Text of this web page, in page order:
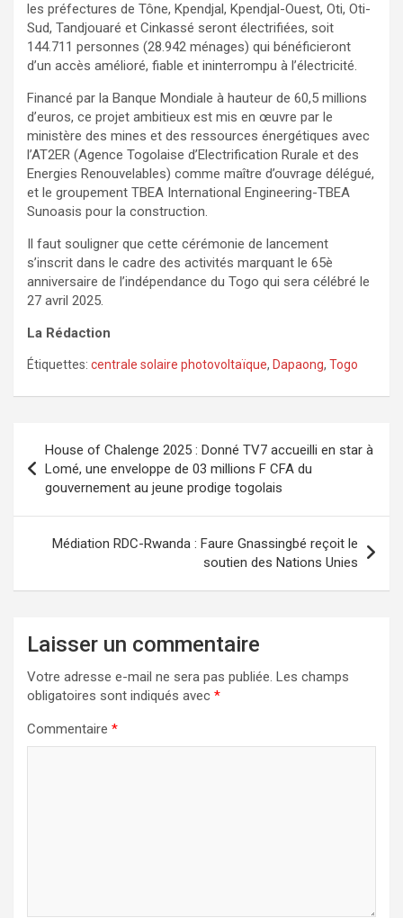
les préfectures de Tône, Kpendjal, Kpendjal-Ouest, Oti, Oti-
Sud, Tandjouaré et Cinkassé seront électrifiées, soit
144.711 personnes (28.942 ménages) qui bénéficieront
d’un accès amélioré, fiable et ininterrompu à l’électricité.
Financé par la Banque Mondiale à hauteur de 60,5 millions
d’euros, ce projet ambitieux est mis en œuvre par le
ministère des mines et des ressources énergétiques avec
l’AT2ER (Agence Togolaise d’Electrification Rurale et des
Energies Renouvelables) comme maître d’ouvrage délégué,
et le groupement TBEA International Engineering-TBEA
Sunoasis pour la construction.
Il faut souligner que cette cérémonie de lancement
s’inscrit dans le cadre des activités marquant le 65è
anniversaire de l’indépendance du Togo qui sera célébré le
27 avril 2025.
La Rédaction
Étiquettes: centrale solaire photovoltaïque, Dapaong, Togo
de
l’article
House of Chalenge 2025 : Donné TV7 accueilli en star à
Lomé, une enveloppe de 03 millions F CFA du
gouvernement au jeune prodige togolais
Médiation RDC-Rwanda : Faure Gnassingbé reçoit le
soutien des Nations Unies
Laisser un commentaire
Votre adresse e-mail ne sera pas publiée. Les champs
obligatoires sont indiqués avec *
Commentaire *